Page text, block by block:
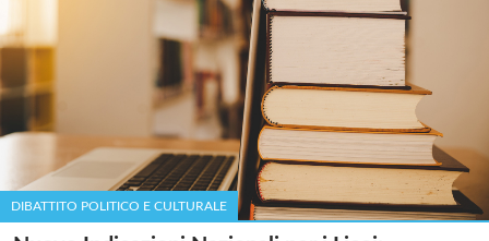
DIBATTITO POLITICO E CULTURALE